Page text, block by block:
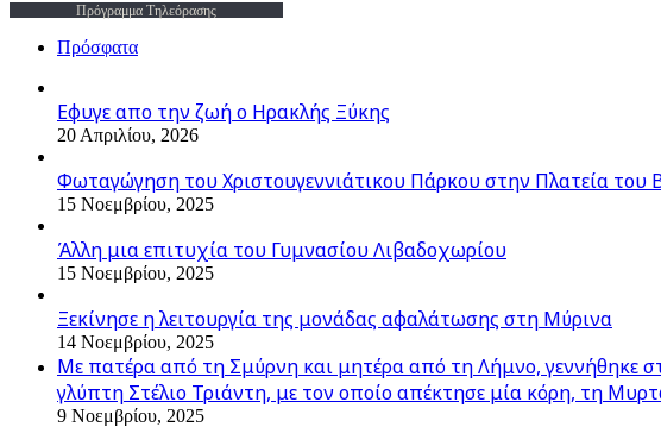
Πρόγραμμα Τηλεόρασης
Πρόσφατα
Εφυγε απο την ζωή o Ηρακλής Ξύκης
20 Απριλίου, 2026
Φωταγώγηση του Χριστουγεννιάτικου Πάρκου στην Πλατεία του
15 Νοεμβρίου, 2025
Άλλη μια επιτυχία του Γυμνασίου Λιβαδοχωρίου
15 Νοεμβρίου, 2025
Ξεκίνησε η λειτουργία της μονάδας αφαλάτωσης στη Μύρινα
14 Νοεμβρίου, 2025
Με πατέρα από τη Σμύρνη και μητέρα από τη Λήμνο, γεννήθηκε
γλύπτη Στέλιο Τριάντη, με τον οποίο απέκτησε μία κόρη, τη
9 Νοεμβρίου, 2025